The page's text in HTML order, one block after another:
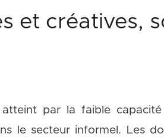
et créatives,
par la faible
le secteur informel. Les